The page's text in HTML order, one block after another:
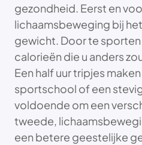
gezondheid. Eerst en
lichaamsbeweging bij
gewicht. Door te
calorieën die u anders
Een half uur tripjes
sportschool of een
voldoende om een
tweede,
een betere geestelijke